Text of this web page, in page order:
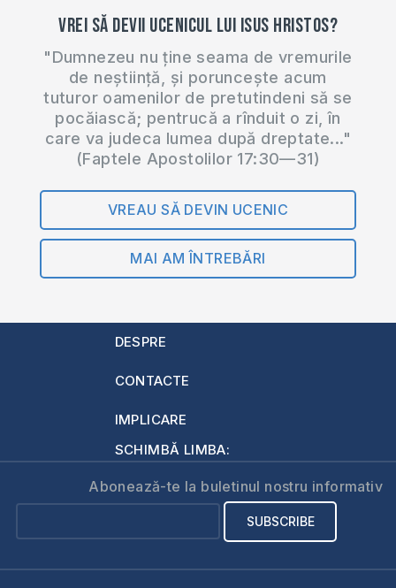
Vrei să devii ucenicul lui Isus Hristos?
"Dumnezeu nu ține seama de vremurile
de neștiință, și poruncește acum
tuturor oamenilor de pretutindeni să se
pocăiască; pentrucă a rînduit o zi, în
care va judeca lumea după dreptate..."
(Faptele Apostolilor 17:30—31)
VREAU SĂ DEVIN UCENIC
MAI AM ÎNTREBĂRI
DESPRE
CONTACTE
IMPLICARE
SCHIMBĂ LIMBA:
Abonează-te la buletinul nostru informativ